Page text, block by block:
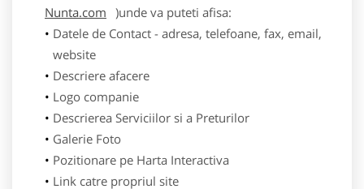
Nunta.com )unde va puteti afisa:
Datele de Contact - adresa, telefoane, fax, email,
website
Descriere afacere
Logo companie
Descrierea Serviciilor si a Preturilor
Galerie Foto
Pozitionare pe Harta Interactiva
Link catre propriul site